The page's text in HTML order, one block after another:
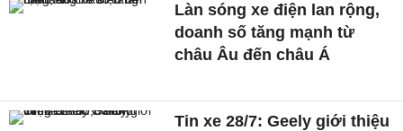
Làn sóng xe điện lan rộng,
doanh số tăng mạnh từ
châu Âu đến châu Á
Tin xe 28/7: Geely giới thiệu